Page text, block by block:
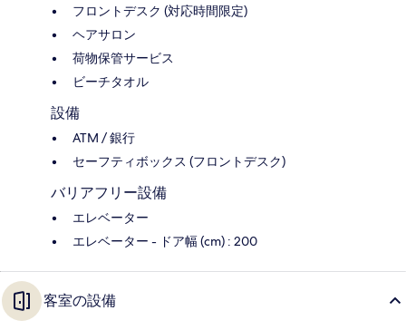
フロントデスク (対応時間限定)
ヘアサロン
荷物保管サービス
ビーチタオル
設備
ATM / 銀行
セーフティボックス (フロントデスク)
バリアフリー設備
エレベーター
エレベーター - ドア幅 (cm) : 200
客室の設備